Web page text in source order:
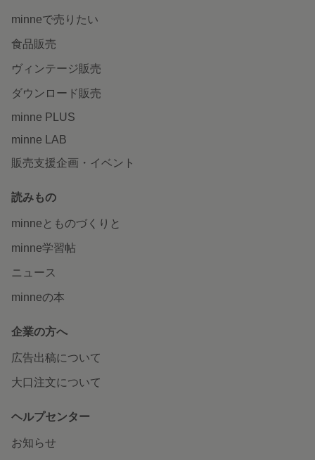
minneで売りたい
食品販売
ヴィンテージ販売
ダウンロード販売
minne PLUS
minne LAB
販売支援企画・イベント
読みもの
minneとものづくりと
minne学習帖
ニュース
minneの本
企業の方へ
広告出稿について
大口注文について
ヘルプセンター
お知らせ